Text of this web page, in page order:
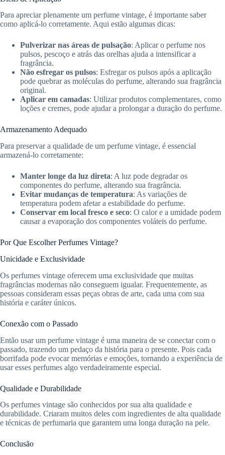
Para apreciar plenamente um perfume vintage, é importante saber
como aplicá-lo corretamente. Aqui estão algumas dicas:
Pulverizar nas áreas de pulsação: Aplicar o perfume nos
pulsos, pescoço e atrás das orelhas ajuda a intensificar a
fragrância.
Não esfregar os pulsos: Esfregar os pulsos após a aplicação
pode quebrar as moléculas do perfume, alterando sua fragrância
original.
Aplicar em camadas: Utilizar produtos complementares, como
loções e cremes, pode ajudar a prolongar a duração do perfume.
Armazenamento Adequado
Para preservar a qualidade de um perfume vintage, é essencial
armazená-lo corretamente:
Manter longe da luz direta: A luz pode degradar os
componentes do perfume, alterando sua fragrância.
Evitar mudanças de temperatura: As variações de
temperatura podem afetar a estabilidade do perfume.
Conservar em local fresco e seco: O calor e a umidade podem
causar a evaporação dos componentes voláteis do perfume.
Por Que Escolher Perfumes Vintage?
Unicidade e Exclusividade
Os perfumes vintage oferecem uma exclusividade que muitas
fragrâncias modernas não conseguem igualar. Frequentemente, as
pessoas consideram essas peças obras de arte, cada uma com sua
história e caráter únicos.
Conexão com o Passado
Então usar um perfume vintage é uma maneira de se conectar com o
passado, trazendo um pedaço da história para o presente. Pois cada
borrifada pode evocar memórias e emoções, tornando a experiência de
usar esses perfumes algo verdadeiramente especial.
Qualidade e Durabilidade
Os perfumes vintage são conhecidos por sua alta qualidade e
durabilidade. Criaram muitos deles com ingredientes de alta qualidade
e técnicas de perfumaria que garantem uma longa duração na pele.
Conclusão